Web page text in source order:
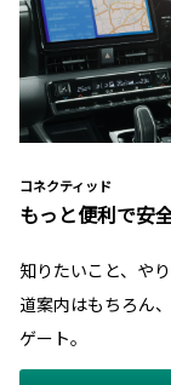
コネクティッド
もっと便利で安
知りたいこと、や
道案内はもちろん
ゲート。